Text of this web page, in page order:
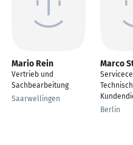
Mario Rein
Vertrieb und
Sachbearbeitung
Saarwellingen
Marco
Berlin